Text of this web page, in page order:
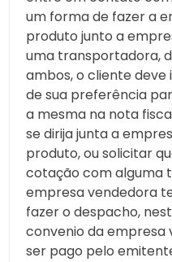
um forma de fazer a
produto junto a
uma transportadora,
ambos, o cliente
de sua preferência
a mesma na nota
se dirija junta a
produto, ou solicitar
cotação com alguma
empresa vendedora
fazer o despacho,
convenio da
ser pago pelo